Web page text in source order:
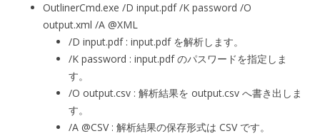
OutlinerCmd.exe /D input.pdf /K password /O
output.xml /A @XML
/D input.pdf : input.pdf を解析します。
/K password : input.pdf のパスワードを指定しま
す。
/O output.csv : 解析結果を output.csv へ書き出しま
す。
/A @CSV : 解析結果の保存形式は CSV です。